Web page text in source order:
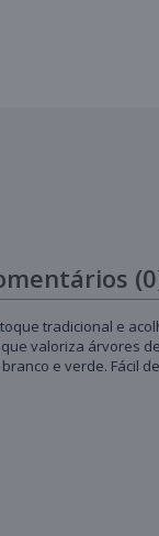
tradicional e
valoriza árvores
e verde.